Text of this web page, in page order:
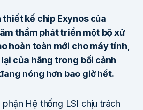
thiết kế chip Exynos của
thầm phát triển một bộ xử
hoàn toàn mới cho máy tính,
của hãng trong bối cảnh
nóng hơn bao giờ hết.
Hệ thống LSI chịu trách